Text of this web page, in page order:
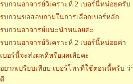
รบกวนอาจารย์วิเคราะห์ 2 เบอร์นี้หน่อยครับ
รบกวนขอสอบถามในการเลือกเบอร์หลัก
รบกวนอาจารย์แนะนำหน่อยค่ะ
รบกวนอาจารย์วิเคราะห์ 2 เบอร์นี้หน่อยค่า
เบอร์นี้จะส่งผลดีหรือผลเสียคะ
อยากเปรียบเทียบ เบอร์โทรที่ใช้ตอนนี้ครับ ว่
ดี